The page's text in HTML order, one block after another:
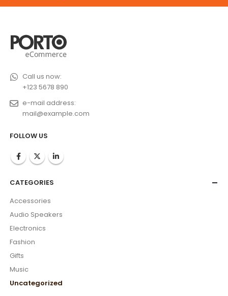
Call us now:
+123 5678 890
e-mail address:
mail@example.com
FOLLOW US
CATEGORIES
Accessories
Audio Speakers
Electronics
Fashion
Gifts
Music
Uncategorized